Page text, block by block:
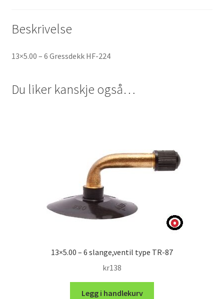
Beskrivelse
13×5.00 – 6 Gressdekk HF-224
Du liker kanskje også…
13×5.00 – 6 slange,ventil type TR-87
kr138
Legg i handlekurv